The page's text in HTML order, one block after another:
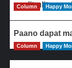
paulit-ulit ang
Column Happy
Paano dapat
Column Happy